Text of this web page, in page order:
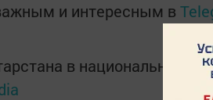
и интересным в
в национальном